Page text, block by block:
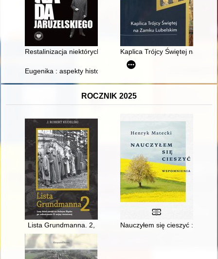
Restalinizacja niektórych obszarów życia społeczno-
Kaplica Trójcy Świętej na
Eugenika : aspekty historyczne, biologiczne i edukacyjne
ROCZNIK 2025
Lista Grundmanna. 2, Nauczyłem się cieszyć :